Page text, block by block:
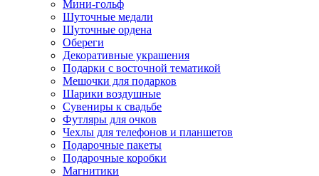
Мини-гольф
Шуточные медали
Шуточные ордена
Обереги
Декоративные украшения
Подарки с восточной тематикой
Мешочки для подарков
Шарики воздушные
Сувениры к свадьбе
Футляры для очков
Чехлы для телефонов и планшетов
Подарочные пакеты
Подарочные коробки
Магнитики